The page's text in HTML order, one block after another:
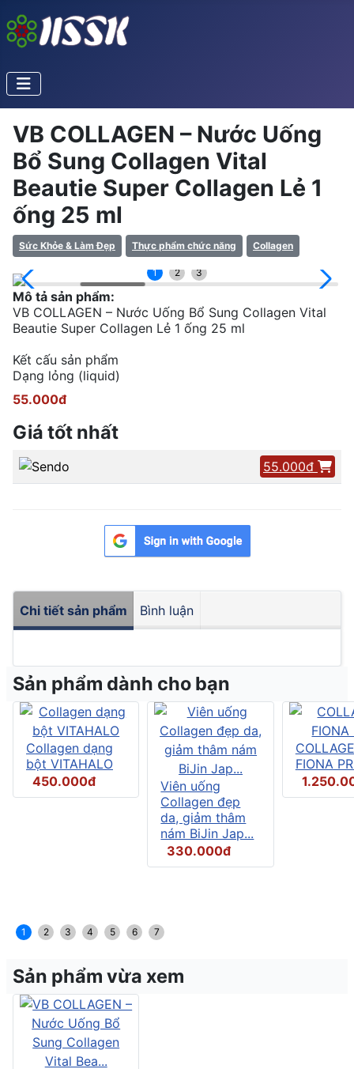
VB COLLAGEN – Nước Uống
Bổ Sung Collagen Vital
Beautie Super Collagen Lẻ 1
ống 25 ml
Sức Khỏe & Làm Đẹp Thực phẩm chức năng Collagen
1 2 3
Mô tả sản phẩm:
VB COLLAGEN – Nước Uống Bổ Sung Collagen Vital
Beautie Super Collagen Lẻ 1 ống 25 ml
Kết cấu sản phẩm
Dạng lỏng (liquid)
55.000đ
Giá tốt nhất
55.000đ
Chi tiết sản phẩm Bình luận
Sản phẩm dành cho bạn
Collagen dạng
bột VITAHALO
450.000đ
Viên uống
Collagen đẹp
da, giảm thâm
nám BiJin Jap...
330.000đ
FIONA
1 2 3 4 5 6 7
Sản phẩm vừa xem